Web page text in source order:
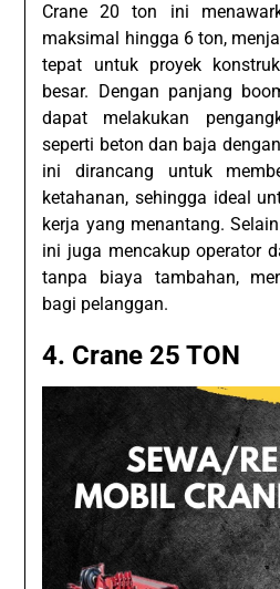
Crane 20 ton ini
maksimal hingga 6 ton,
tepat untuk proyek
besar. Dengan panjang
dapat melakukan
seperti beton dan baja
ini dirancang untuk
ketahanan, sehingga ideal
kerja yang menantang.
ini juga mencakup operator
tanpa biaya tambahan,
bagi pelanggan.
4. Crane 25 TON